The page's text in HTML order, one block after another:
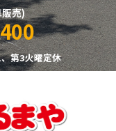
売)
第3火曜定休